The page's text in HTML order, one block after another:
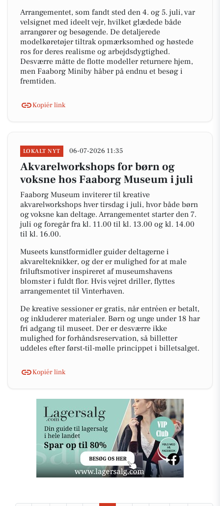
Arrangementet, som fandt sted den 4. og 5. juli, var
velsignet med ideelt vejr, hvilket glædede både
arrangører og besøgende. De detaljerede
modelkøretøjer tiltrak opmærksomhed og høstede
ros for deres realisme og arbejdsdygtighed.
Desværre måtte de flotte modeller returnere hjem,
men Faaborg Miniby håber på endnu et besøg i
fremtiden.
Kopiér link
LOKALT NYT 06-07-2026 11:35
Akvarelworkshops for børn og
voksne hos Faaborg Museum i juli
Faaborg Museum inviterer til kreative
akvarelworkshops hver tirsdag i juli, hvor både børn
og voksne kan deltage. Arrangementet starter den 7.
juli og foregår fra kl. 11.00 til kl. 13.00 og kl. 14.00
til kl. 16.00.
Museets kunstformidler guider deltagerne i
akvarelteknikker, og der er mulighed for at male
friluftsmotiver inspireret af museumshavens
blomster i fuldt flor. Hvis vejret driller, flyttes
arrangementet til Vinterhaven.
De kreative sessioner er gratis, når entréen er betalt,
og inkluderer materialer. Børn og unge under 18 har
fri adgang til museet. Der er desværre ikke
mulighed for forhåndsreservation, så billetter
uddeles efter først-til-mølle princippet i billetsalget.
Kopiér link